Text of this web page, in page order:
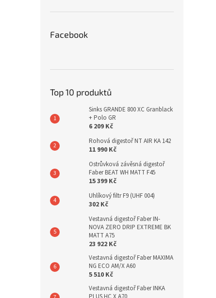
Facebook
Top 10 produktů
Sinks GRANDE 800 XC Granblack
+ Polo GR
6 209 Kč
Rohová digestoř NT AIR KA 142
11 990 Kč
Ostrůvková závěsná digestoř
Faber BEAT WH MATT F45
15 399 Kč
Uhlíkový filtr F9 (UHF 004)
302 Kč
Vestavná digestoř Faber IN-
NOVA ZERO DRIP EXTREME BK
MATT A75
23 922 Kč
Vestavná digestoř Faber MAXIMA
NG ECO AM/X A60
5 510 Kč
Vestavná digestoř Faber INKA